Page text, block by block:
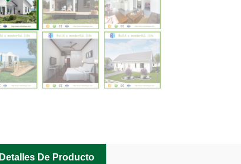
Detalles De Producto